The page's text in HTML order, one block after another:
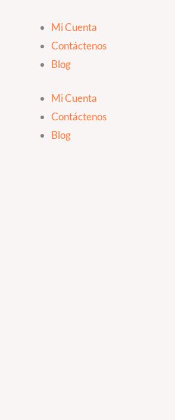
Mi Cuenta
Contáctenos
Blog
Mi Cuenta
Contáctenos
Blog